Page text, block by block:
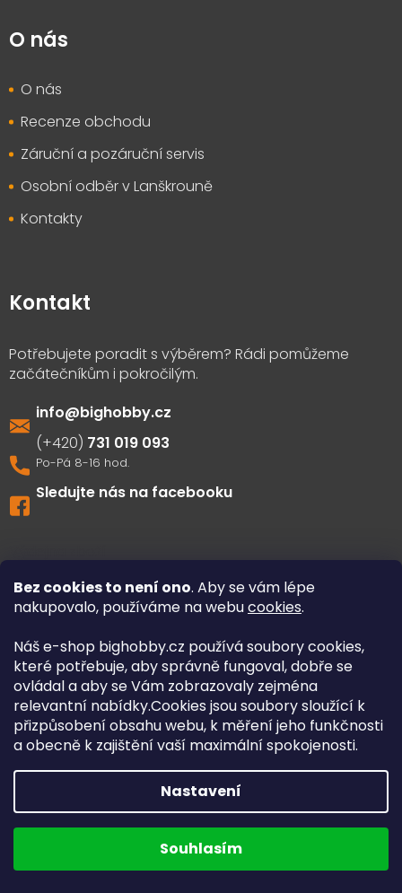
Bez cookies to není ono. Aby se vám lépe
nakupovalo, používáme na webucookies.
Náš e-shop bighobby.cz používá soubory cookies,
které potřebuje, aby správně fungoval, dobře se
ovládal a aby se Vám zobrazovaly zejména
relevantní nabídky.Cookies jsou soubory sloužící k
přizpůsobení obsahu webu, k měření jeho funkčnosti
a obecně k zajištění vaší maximální spokojenosti.
Nastavení
Souhlasím
O nás
O nás
Recenze obchodu
Záruční a pozáruční servis
Osobní odběr v Lanškrouně
Kontakty
Kontakt
info@bighobby.cz
731 019 093
Sledujte nás na facebooku
Dolní Třešňovec 30
563 01 Lanškroun
Provozní doba eshopu:
Po - Pá 8:00 - 16:00 hod.